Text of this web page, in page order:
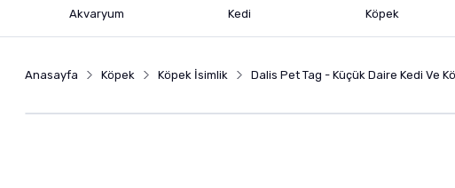
Akvaryum Kedi Köpek
Anasayfa Köpek Köpek İsimlik Dalis Pet Tag - Küçük Daire Kedi Ve